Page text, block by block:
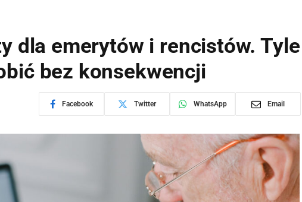
dla emerytów i rencistów. Tyle
bez konsekwencji
Facebook Twitter WhatsApp Email